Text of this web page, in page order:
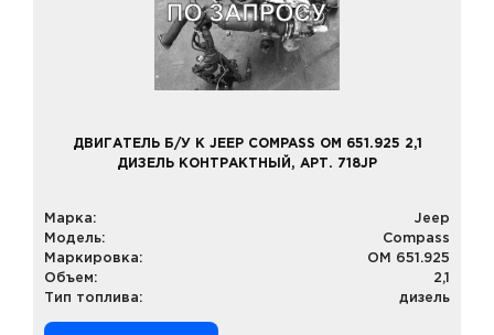
ДВИГАТЕЛЬ Б/У К JEEP COMPASS OM 651.925 2,1
ДИЗЕЛЬ КОНТРАКТНЫЙ, АРТ. 718JP
Марка:
Jeep
Модель:
Compass
Маркировка:
OM 651.925
Объем:
2,1
Тип топлива:
дизель